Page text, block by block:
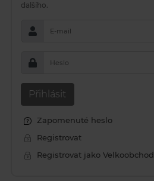
dalšího.
E-mail
Heslo
Přihlásit
Zapomenuté heslo
Registrovat
Registrovat jako Velkoobchod